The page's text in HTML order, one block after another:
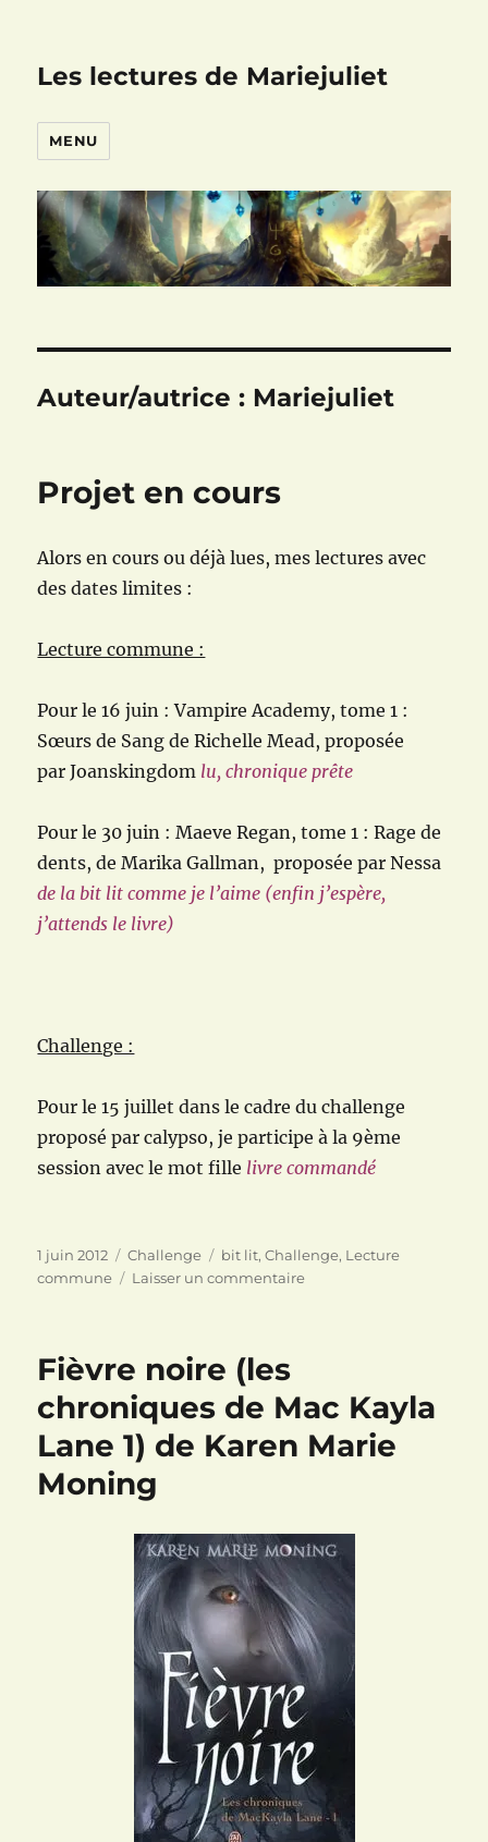
Les lectures de Mariejuliet
MENU
Auteur/autrice : Mariejuliet
Projet en cours
Alors en cours ou déjà lues, mes lectures avec
des dates limites :
Lecture commune :
Pour le 16 juin : Vampire Academy, tome 1 :
Sœurs de Sang de Richelle Mead, proposée
parJoanskingdom lu, chronique prête
Pour le 30 juin : Maeve Regan, tome 1 : Rage de
dents, de Marika Gallman, proposée par Nessa
de la bit lit comme je l’aime (enfin j’espère,
j’attends le livre)
Challenge :
Pour le 15 juillet dans le cadre du challenge
proposé par calypso, je participe à la 9ème
session avec le mot fille livre commandé
Publié
le
1 juin 2012 Catégories
Challenge Étiquettes
bit lit,Challenge, Lecture
commune
Laisser un commentairesur
Fièvre noire (les
chroniques de Mac Kayla
Lane 1) de Karen Marie
Moning